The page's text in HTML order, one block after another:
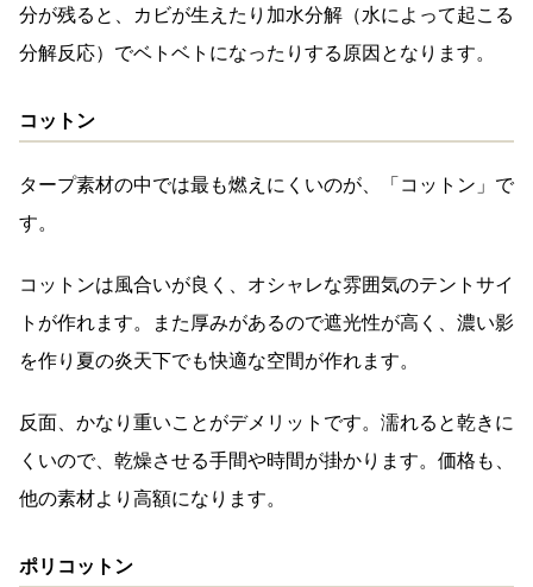
分が残ると、カビが生えたり加水分解（水によって起こる
分解反応）でベトベトになったりする原因となります。
コットン
タープ素材の中では最も燃えにくいのが、「コットン」で
す。
コットンは風合いが良く、オシャレな雰囲気のテントサイ
トが作れます。また厚みがあるので遮光性が高く、濃い影
を作り夏の炎天下でも快適な空間が作れます。
反面、かなり重いことがデメリットです。濡れると乾きに
くいので、乾燥させる手間や時間が掛かります。価格も、
他の素材より高額になります。
ポリコットン